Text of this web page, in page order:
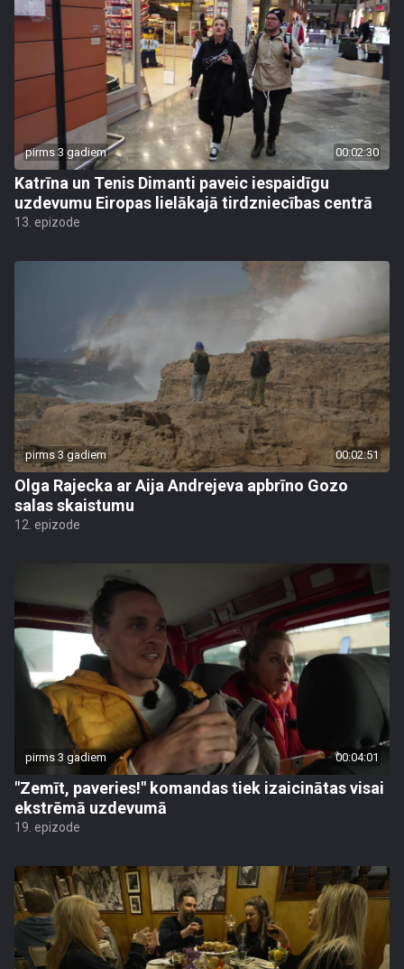
pirms 3 gadiem 00:02:30
Katrīna un Tenis Dimanti paveic iespaidīgu
uzdevumu Eiropas lielākajā tirdzniecības centrā
13. epizode
pirms 3 gadiem 00:02:51
Olga Rajecka ar Aija Andrejeva apbrīno Gozo
salas skaistumu
12. epizode
pirms 3 gadiem 00:04:01
"Zemīt, paveries!" komandas tiek izaicinātas visai
ekstrēmā uzdevumā
19. epizode